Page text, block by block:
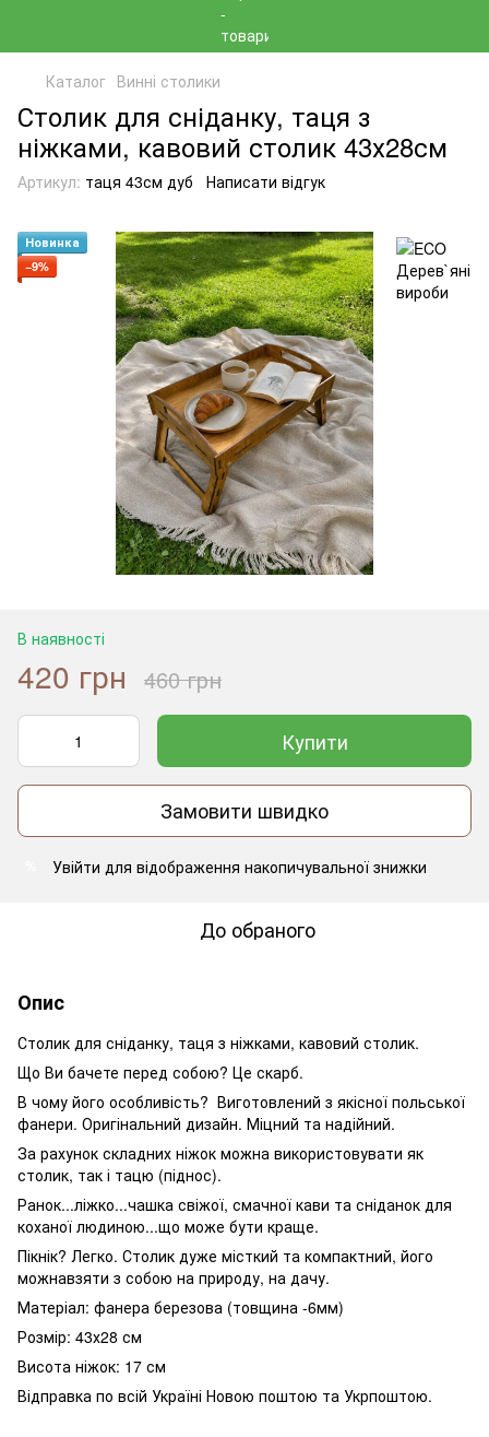
Каталог Винні столики
Столик для сніданку, таця з
ніжками, кавовий столик 43х28см
Артикул: таця 43см дуб Написати відгук
Новинка
−9%
В наявності
420 грн 460 грн
Купити
Замовити швидко
Увійти для відображення накопичувальної знижки
До обраного
Опис
Столик для сніданку, таця з ніжками, кавовий столик.
Що Ви бачете перед собою? Це скарб.
В чому його особливість? Виготовлений з якісної польської
фанери. Оригінальний дизайн. Міцний та надійний.
За рахунок складних ніжок можна використовувати як
столик, так і тацю (піднос).
Ранок...ліжко...чашка свіжої, смачної кави та сніданок для
коханої людиною...що може бути краще.
Пікнік? Легко. Столик дуже місткий та компактний, його
можнавзяти з собою на природу, на дачу.
Матеріал: фанера березова (товщина -6мм)
Розмір: 43х28 см
Висота ніжок: 17 см
Відправка по всій Україні Новою поштою та Укрпоштою.